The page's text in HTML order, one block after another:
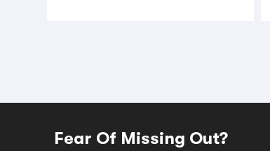
Fear Of Missing Out?